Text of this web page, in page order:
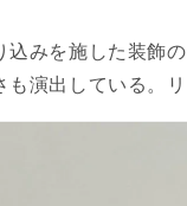
みを施した装飾
演出している。